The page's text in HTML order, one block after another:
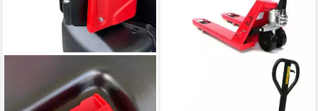
OSWALD TRANSPORTGERÄTE
Gabelhubwagen
Elektrohubwagen F4 1,5 t
Hubwagen Handhubwagen
Hubwagen Gabelhubwagen